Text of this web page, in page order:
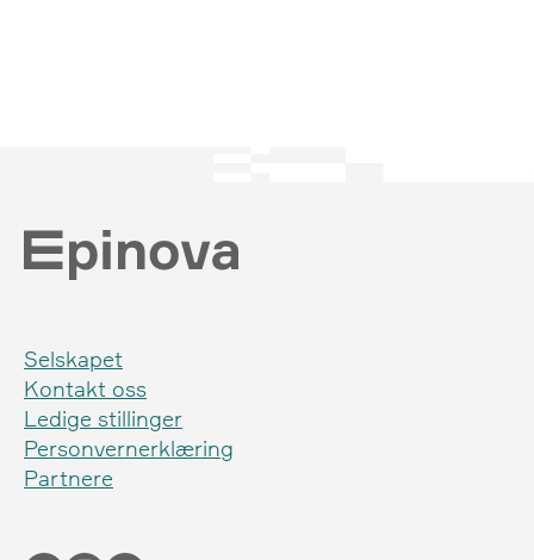
Selskapet
Kontakt oss
Ledige stillinger
Personvernerklæring
Partnere